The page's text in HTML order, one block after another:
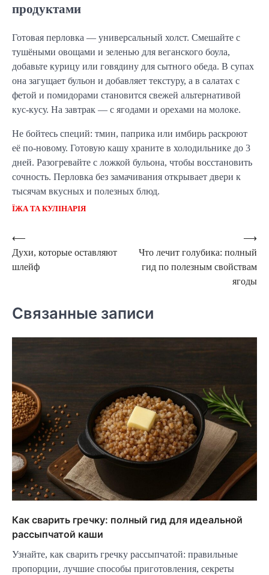
продуктами
Готовая перловка — универсальный холст. Смешайте с
тушёными овощами и зеленью для веганского боула,
добавьте курицу или говядину для сытного обеда. В супах
она загущает бульон и добавляет текстуру, а в салатах с
фетой и помидорами становится свежей альтернативой
кус-кусу. На завтрак — с ягодами и орехами на молоке.
Не бойтесь специй: тмин, паприка или имбирь раскроют
её по-новому. Готовую кашу храните в холодильнике до 3
дней. Разогревайте с ложкой бульона, чтобы восстановить
сочность. Перловка без замачивания открывает двери к
тысячам вкусных и полезных блюд.
ЇЖА ТА КУЛІНАРІЯ
Навигация
по
⟵
Духи, которые оставляют
шлейф
Что лечит голубика: полный
гид по полезным свойствам
ягоды
⟶
Связанные записи
Как сварить гречку: полный гид для идеальной
рассыпчатой каши
Узнайте, как сварить гречку рассыпчатой: правильные
пропорции, лучшие способы приготовления, секреты